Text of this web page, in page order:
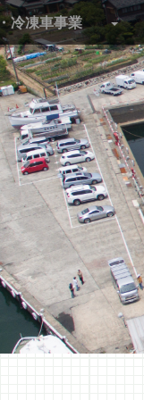
冷凍車事業